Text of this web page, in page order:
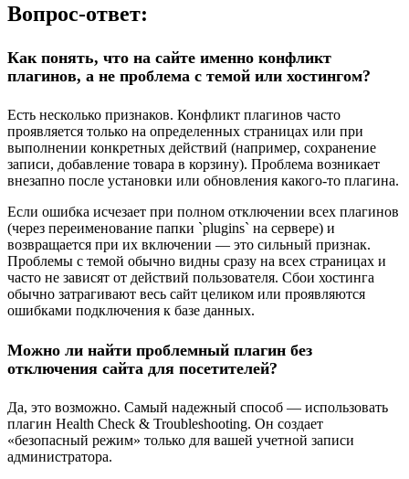
Вопрос-ответ:
Как понять, что на сайте именно конфликт
плагинов, а не проблема с темой или хостингом?
Есть несколько признаков. Конфликт плагинов часто
проявляется только на определенных страницах или при
выполнении конкретных действий (например, сохранение
записи, добавление товара в корзину). Проблема возникает
внезапно после установки или обновления какого-то плагина.
Если ошибка исчезает при полном отключении всех плагинов
(через переименование папки `plugins` на сервере) и
возвращается при их включении — это сильный признак.
Проблемы с темой обычно видны сразу на всех страницах и
часто не зависят от действий пользователя. Сбои хостинга
обычно затрагивают весь сайт целиком или проявляются
ошибками подключения к базе данных.
Можно ли найти проблемный плагин без
отключения сайта для посетителей?
Да, это возможно. Самый надежный способ — использовать
плагин Health Check & Troubleshooting. Он создает
«безопасный режим» только для вашей учетной записи
администратора.